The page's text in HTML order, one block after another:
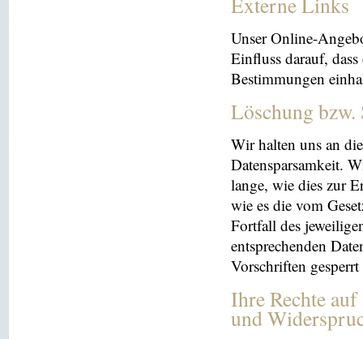
Unser Online-
Einfluss darauf,
Bestimmungen
Löschung
Wir halten uns an
Datensparsamkeit.
lange, wie dies zur
wie es die vom
Fortfall des
entsprechenden
Vorschriften
Ihre Rechte
und